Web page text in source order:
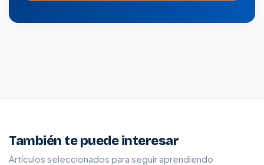
También te puede interesar
Artículos seleccionados para seguir aprendiendo